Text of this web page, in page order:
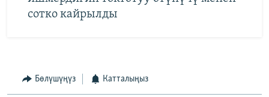
сотко кайрылды
Бөлүшүңүз Катталыңыз